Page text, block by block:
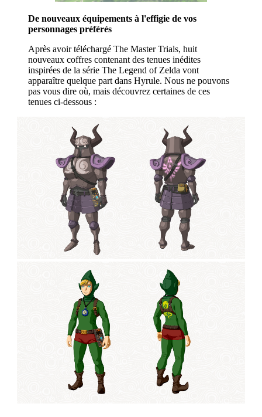
De nouveaux équipements à l'effigie de vos
personnages préférés
Après avoir téléchargé The Master Trials, huit
nouveaux coffres contenant des tenues inédites
inspirées de la série The Legend of Zelda vont
apparaître quelque part dans Hyrule. Nous ne pouvons
pas vous dire où, mais découvrez certaines de ces
tenues ci-dessous :